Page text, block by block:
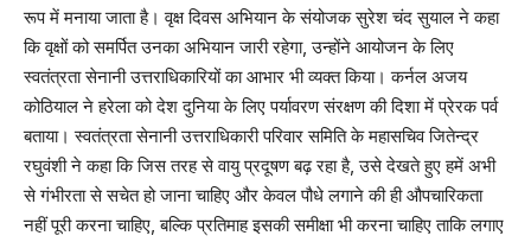
रूप में मनाया जाता है। वृक्ष दिवस अभियान के संयोजक सुरेश चंद सुयाल ने कहा
कि वृक्षों को समर्पित उनका अभियान जारी रहेगा, उन्होंने आयोजन के लिए
स्वतंत्रता सेनानी उत्तराधिकारियों का आभार भी व्यक्त किया। कर्नल अजय
कोठियाल ने हरेला को देश दुनिया के लिए पर्यावरण संरक्षण की दिशा में प्रेरक पर्व
बताया। स्वतंत्रता सेनानी उत्तराधिकारी परिवार समिति के महासचिव जितेन्द्र
रघुवंशी ने कहा कि जिस तरह से वायु प्रदूषण बढ़ रहा है, उसे देखते हुए हमें अभी
से गंभीरता से सचेत हो जाना चाहिए और केवल पौधे लगाने की ही औपचारिकता
नहीं पूरी करना चाहिए, बल्कि प्रतिमाह इसकी समीक्षा भी करना चाहिए ताकि लगाए